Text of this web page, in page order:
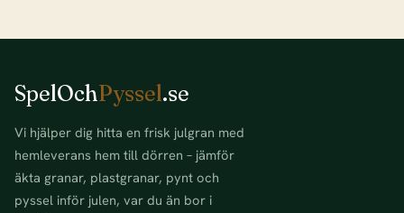
SpelOchPyssel.se
Vi hjälper dig hitta en frisk julgran med
hemleverans hem till dörren – jämför
äkta granar, plastgranar, pynt och
pyssel inför julen, var du än bor i